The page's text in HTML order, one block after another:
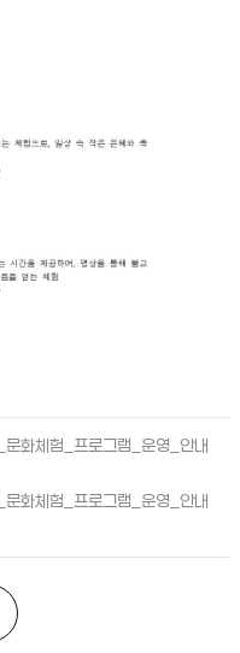
화체험_프로그램_운영_안내
화체험_프로그램_운영_안내